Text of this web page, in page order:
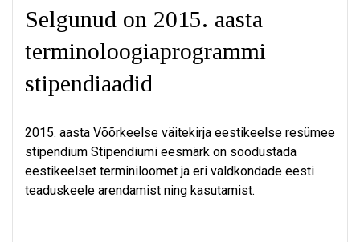
Selgunud on 2015. aasta
terminoloogiaprogrammi
stipendiaadid
2015. aasta Võõrkeelse väitekirja eestikeelse resümee
stipendium Stipendiumi eesmärk on soodustada
eestikeelset terminiloomet ja eri valdkondade eesti
teaduskeele arendamist ning kasutamist.